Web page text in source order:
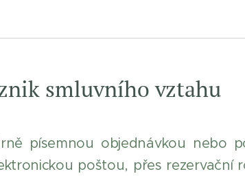
smluvního vztahu
písemnou objednávkou nebo
poštou, přes rezervační